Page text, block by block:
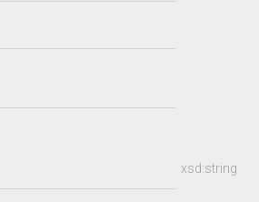
xsd:string